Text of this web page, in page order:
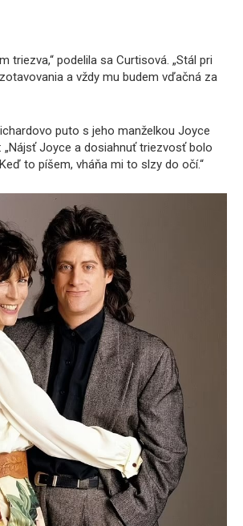
triezva,“ podelila sa Curtisová. „Stál pri
a vždy mu budem vďačná za
puto s jeho manželkou Joyce
„Nájsť Joyce a dosiahnuť triezvosť bolo
to píšem, vháňa mi to slzy do očí.“